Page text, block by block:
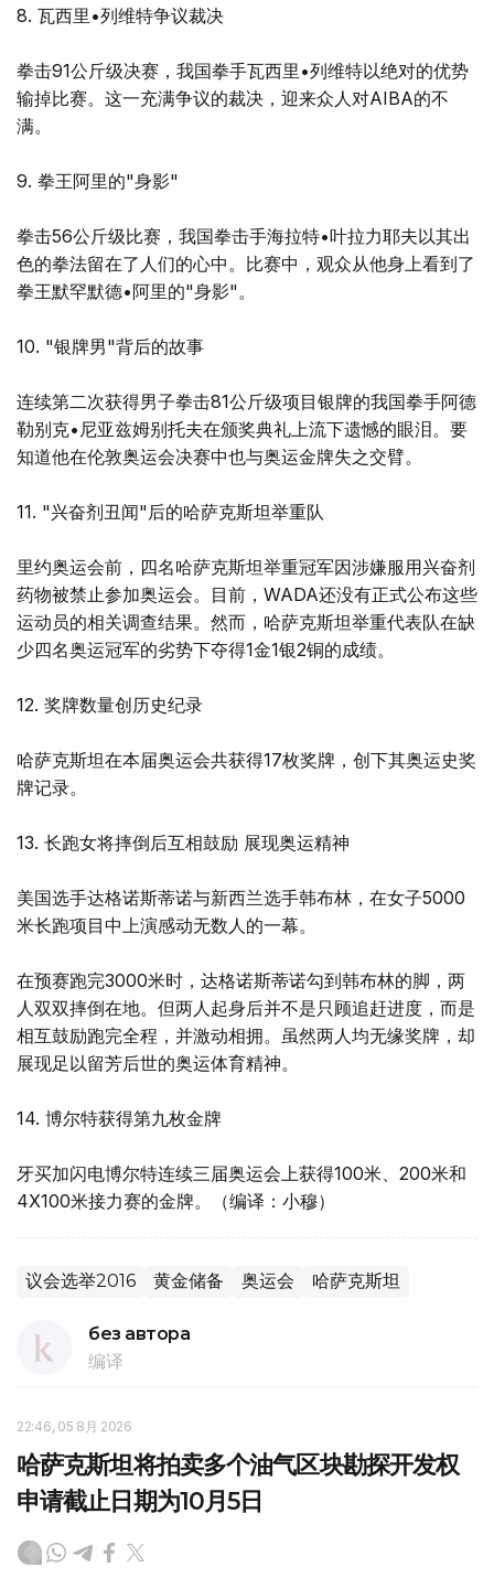
8. 瓦西里•列维特争议裁决
拳击91公斤级决赛，我国拳手瓦西里•列维特以绝对的优势
输掉比赛。这一充满争议的裁决，迎来众人对AIBA的不
满。
9. 拳王阿里的"身影"
拳击56公斤级比赛，我国拳击手海拉特•叶拉力耶夫以其出
色的拳法留在了人们的心中。比赛中，观众从他身上看到了
拳王默罕默德•阿里的"身影"。
10. "银牌男"背后的故事
连续第二次获得男子拳击81公斤级项目银牌的我国拳手阿德
勒别克•尼亚兹姆别托夫在颁奖典礼上流下遗憾的眼泪。要
知道他在伦敦奥运会决赛中也与奥运金牌失之交臂。
11. "兴奋剂丑闻"后的哈萨克斯坦举重队
里约奥运会前，四名哈萨克斯坦举重冠军因涉嫌服用兴奋剂
药物被禁止参加奥运会。目前，WADA还没有正式公布这些
运动员的相关调查结果。然而，哈萨克斯坦举重代表队在缺
少四名奥运冠军的劣势下夺得1金1银2铜的成绩。
12. 奖牌数量创历史纪录
哈萨克斯坦在本届奥运会共获得17枚奖牌，创下其奥运史奖
牌记录。
13. 长跑女将摔倒后互相鼓励 展现奥运精神
美国选手达格诺斯蒂诺与新西兰选手韩布林，在女子5000
米长跑项目中上演感动无数人的一幕。
在预赛跑完3000米时，达格诺斯蒂诺勾到韩布林的脚，两
人双双摔倒在地。但两人起身后并不是只顾追赶进度，而是
相互鼓励跑完全程，并激动相拥。虽然两人均无缘奖牌，却
展现足以留芳后世的奥运体育精神。
14. 博尔特获得第九枚金牌
牙买加闪电博尔特连续三届奥运会上获得100米、200米和
4X100米接力赛的金牌。（编译：小穆）
议会选举2016 黄金储备 奥运会 哈萨克斯坦
без автора
编译
22:46, 05 8月 2026
哈萨克斯坦将拍卖多个油气区块勘探开发权
申请截止日期为10月5日